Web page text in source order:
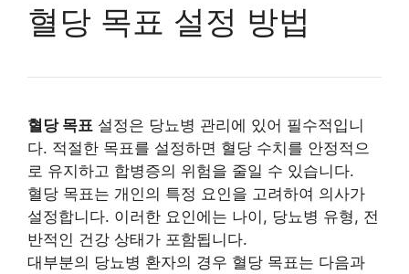
혈당 목표 설정 방법
혈당 목표 설정은 당뇨병 관리에 있어 필수적입니
다. 적절한 목표를 설정하면 혈당 수치를 안정적으
로 유지하고 합병증의 위험을 줄일 수 있습니다.
혈당 목표는 개인의 특정 요인을 고려하여 의사가
설정합니다. 이러한 요인에는 나이, 당뇨병 유형, 전
반적인 건강 상태가 포함됩니다.
대부분의 당뇨병 환자의 경우 혈당 목표는 다음과